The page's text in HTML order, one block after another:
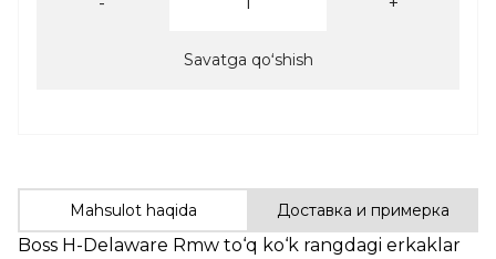
Savatga qoʻshish
Mahsulot haqida Доставка и примерка
Boss H-Delaware Rmw to‘q ko‘k rangdagi erkaklar